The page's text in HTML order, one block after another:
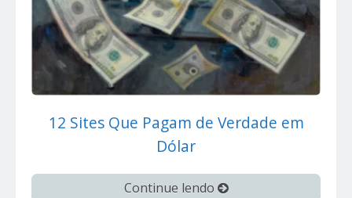
12 Sites Que Pagam de Verdade em
Dólar
Continue lendo